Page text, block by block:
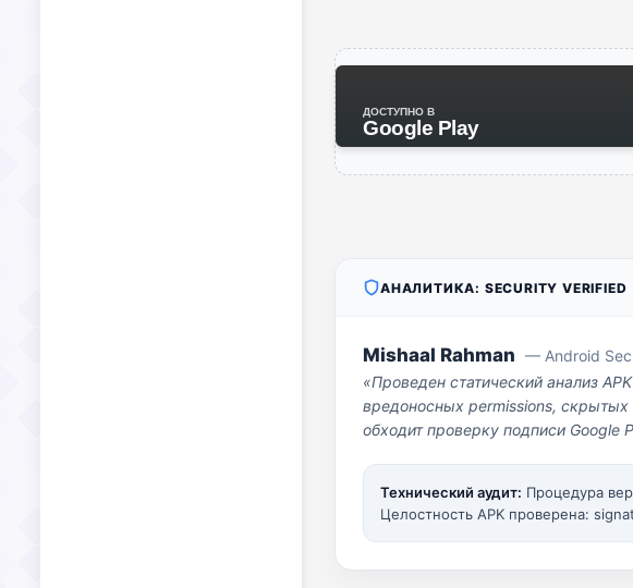
ДОСТУПНО В
Google Play
АНАЛИТИКА: SECURITY VERIFIED
Mishaal Rahman — Android
«Проведен статический анализ
вредоносных permissions,
обходит проверку подписи Google
Технический аудит: Процедура
Целостность APK проверена: